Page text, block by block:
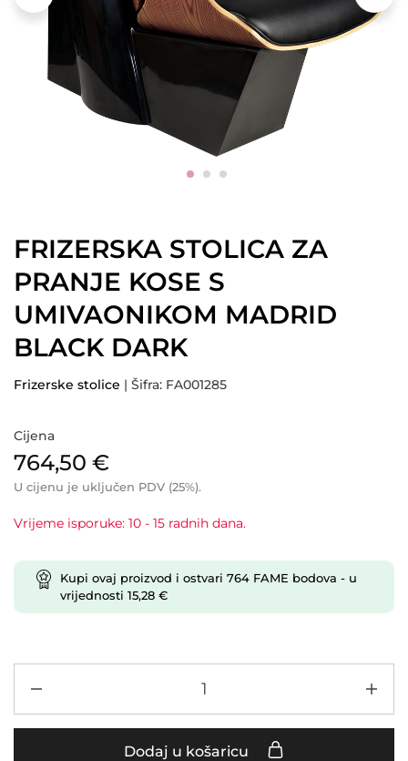
FRIZERSKA STOLICA ZA
PRANJE KOSE S
UMIVAONIKOM MADRID
BLACK DARK
Frizerske stolice | Šifra: FA001285
Cijena
764,50 €
U cijenu je uključen PDV (25%).
Vrijeme isporuke: 10 - 15 radnih dana.
Kupi ovaj proizvod i ostvari 764 FAME bodova - u
vrijednosti 15,28 €
Dodaj u košaricu